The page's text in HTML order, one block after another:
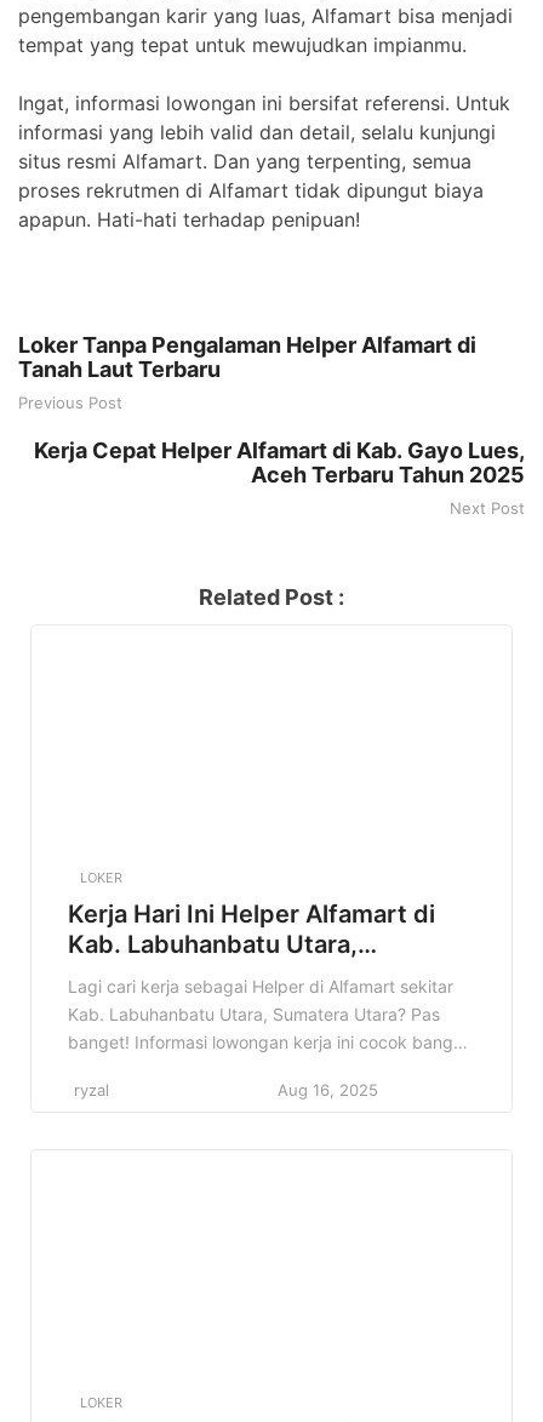
pengembangan karir yang luas, Alfamart bisa menjadi
tempat yang tepat untuk mewujudkan impianmu.
Ingat, informasi lowongan ini bersifat referensi. Untuk
informasi yang lebih valid dan detail, selalu kunjungi
situs resmi Alfamart. Dan yang terpenting, semua
proses rekrutmen di Alfamart tidak dipungut biaya
apapun. Hati-hati terhadap penipuan!
Loker Tanpa Pengalaman Helper Alfamart di
Tanah Laut Terbaru
Previous Post
Kerja Cepat Helper Alfamart di Kab. Gayo Lues,
Aceh Terbaru Tahun 2025
Next Post
Related Post :
LOKER
Kerja Hari Ini Helper Alfamart di
Kab. Labuhanbatu Utara,
Sumatera Utara Terbaru Tahun
2025
Lagi cari kerja sebagai Helper di Alfamart sekitar
Kab. Labuhanbatu Utara, Sumatera Utara? Pas
banget! Informasi lowongan kerja ini cocok banget
retail. Di artikel ini, kita bakal bahas tuntas semua
ryzal Aug 16, 2025
LOKER